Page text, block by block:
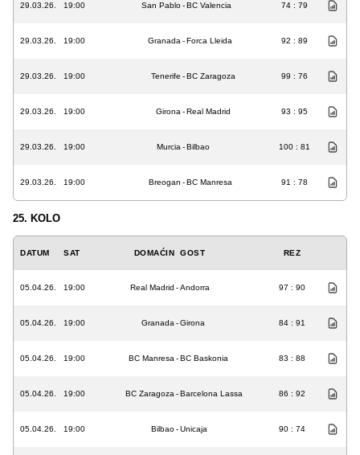
29.03.26. 19:00 San Pablo-BC Valencia 74 : 79
29.03.26. 19:00 Granada -Forca Lleida 92 : 89
29.03.26. 19:00 Tenerife -BC Zaragoza 99 : 76
29.03.26. 19:00 Girona -Real Madrid 93 : 95
29.03.26. 19:00 Murcia -Bilbao 100 : 81
29.03.26. 19:00 Breogan -BC Manresa 91 : 78
25. KOLO
DATUM SAT DOMAĆIN GOST REZ
05.04.26. 19:00 Real Madrid -Andorra 97 : 90
05.04.26. 19:00 Granada -Girona 84 : 91
05.04.26. 19:00 BC Manresa -BC Baskonia 83 : 88
05.04.26. 19:00 BC Zaragoza -Barcelona Lassa 86 : 92
05.04.26. 19:00 Bilbao-Unicaja 90 : 74